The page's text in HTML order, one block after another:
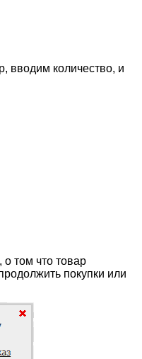
вводим количество, и
том что товар
покупки или